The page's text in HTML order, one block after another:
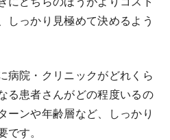
しっかり見極めて決めるよう
病院・クリニックがどれくら
る患者さんがどの程度いるの
ーンや年齢層など、しっかり
です。